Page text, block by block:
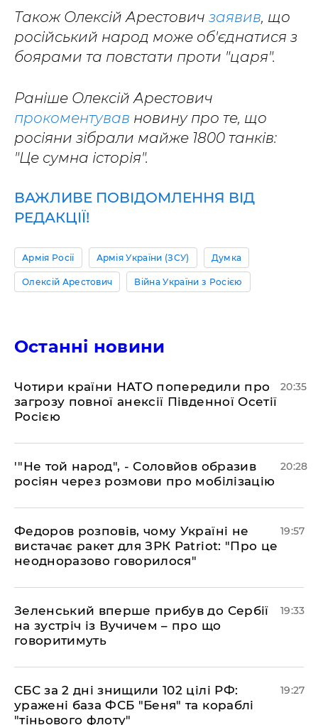
Також Олексій Арестович заявив, що
російський народ може об'єднатися з
боярами та повстати проти "царя".
Раніше Олексій Арестович
прокоментував новину про те, що
росіяни зібрали майже 1800 танків:
"Це сумна історія".
ВАЖЛИВЕ ПОВІДОМЛЕННЯ ВІД
РЕДАКЦІЇ!
Армія Росії Армія України (ЗСУ) Думка
Олексій Арестович Війна України з Росією
Останні новини
​Чотири країни НАТО попередили про
загрозу повної анексії Південної Осетії
Росією
20:35
​'"Не той народ", - Соловйов образив
росіян через розмови про мобілізацію
20:28
​Федоров розповів, чому Україні не
вистачає ракет для ЗРК Patriot: "Про це
неодноразово говорилося"
19:57
​Зеленський вперше прибув до Сербії
на зустріч із Вучичем – про що
говоритимуть
19:33
​СБС за 2 дні знищили 102 цілі РФ:
уражені база ФСБ "Беня" та кораблі
"тіньового флоту"
19:27